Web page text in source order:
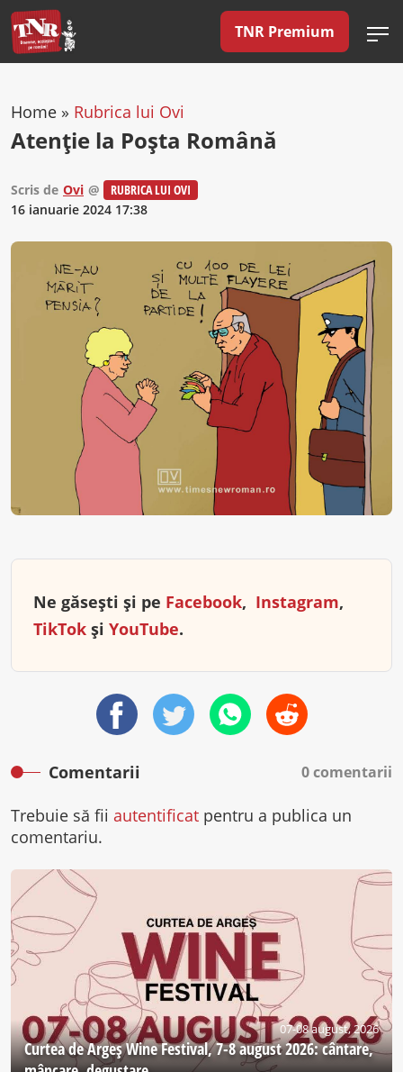
TNR Premium
Home » Rubrica lui Ovi
Atenție la Poșta Română
Scris de Ovi @
RUBRICA LUI OVI
16 ianuarie 2024 17:38
Ne găsești și pe Facebook, Instagram,
TikTok și YouTube.
Comentarii 0 comentarii
Trebuie să fii autentificat pentru a publica un
comentariu.
07-08 august, 2026
Curtea de Argeş Wine Festival, 7-8 august 2026: cântare,